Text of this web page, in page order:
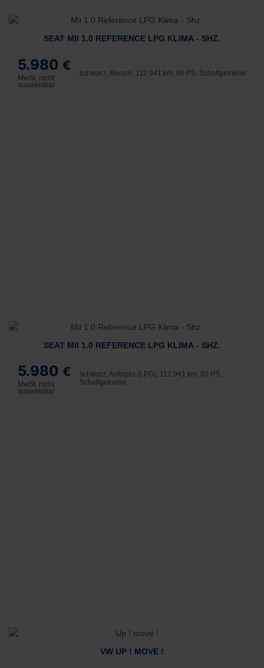
SEAT MII 1.0 REFERENCE LPG KLIMA - SHZ.
5.980 €
MwSt. nicht
ausweisbar
schwarz, Benzin, 112.941 km, 60 PS, Schaltgetriebe
SEAT MII 1.0 REFERENCE LPG KLIMA - SHZ.
5.980 €
MwSt. nicht
ausweisbar
schwarz, Autogas (LPG), 112.941 km, 60 PS,
Schaltgetriebe
VW UP ! MOVE !